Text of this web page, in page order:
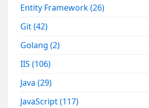
Entity Framework(26)
Git(42)
Golang(2)
IIS(106)
Java(29)
JavaScript(117)